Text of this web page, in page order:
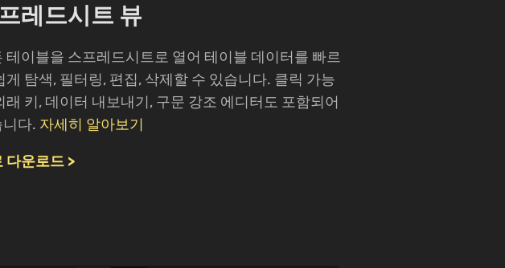
레드시트 뷰
테이블을 스프레드시트로 열어 테이블 데이터를 빠르
게 탐색, 필터링, 편집, 삭제할 수 있습니다. 클릭 가능
래 키, 데이터 내보내기, 구문 강조 에디터도 포함되어
다. 자세히 알아보기
다운로드 >